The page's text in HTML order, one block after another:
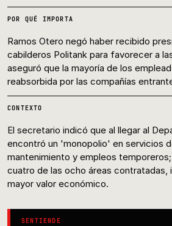
POR QUÉ IMPORTA
Ramos Otero negó haber recibido
cabilderos Politank para favorecer a
aseguró que la mayoría de los
reabsorbida por las compañías
CONTEXTO
El secretario indicó que al llegar al
encontró un 'monopolio' en servicios
mantenimiento y empleos
cuatro de las ocho áreas contratadas,
mayor valor económico.
SENTIENDE